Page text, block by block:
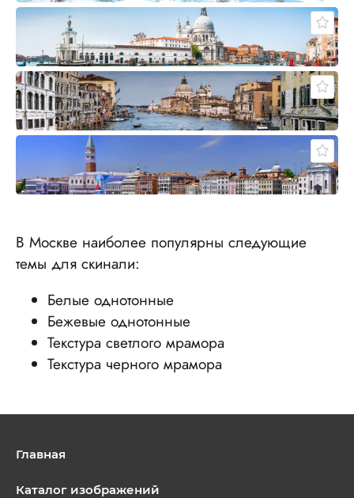
В Москве наиболее популярны следующие
темы для скинали:
Белые однотонные
Бежевые однотонные
Текстура светлого мрамора
Текстура черного мрамора
Главная
Каталог изображений